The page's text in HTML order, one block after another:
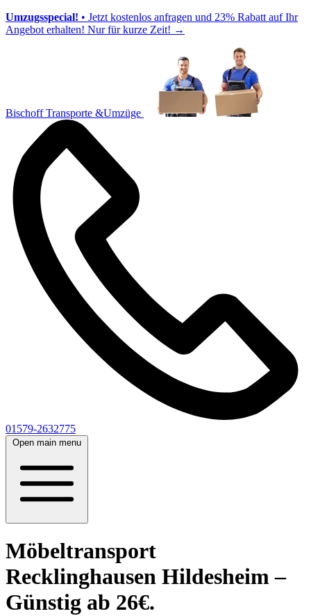
Umzugsspecial! • Jetzt kostenlos anfragen und 23% Rabatt auf Ihr
Angebot erhalten! Nur für kurze Zeit! →
Bischoff Transporte &Umzüge
01579-2632775
Open main menu
Möbeltransport
Recklinghausen Hildesheim –
Günstig ab 26€.